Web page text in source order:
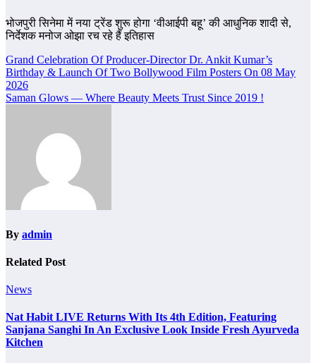
भोजपुरी सिनेमा में नया ट्रेंड शुरू होगा ‘वीआईपी बहू’ की आधुनिक शादी से,
निर्देशक मनोज ओझा रच रहे हैं इतिहास
Post
navigation
Grand Celebration Of Producer-Director Dr. Ankit Kumar’s
Birthday & Launch Of Two Bollywood Film Posters On 08 May
2026
Saman Glows — Where Beauty Meets Trust Since 2019 !
By admin
Related Post
News
Nat Habit LIVE Returns With Its 4th Edition, Featuring
Sanjana Sanghi In An Exclusive Look Inside Fresh Ayurveda
Kitchen